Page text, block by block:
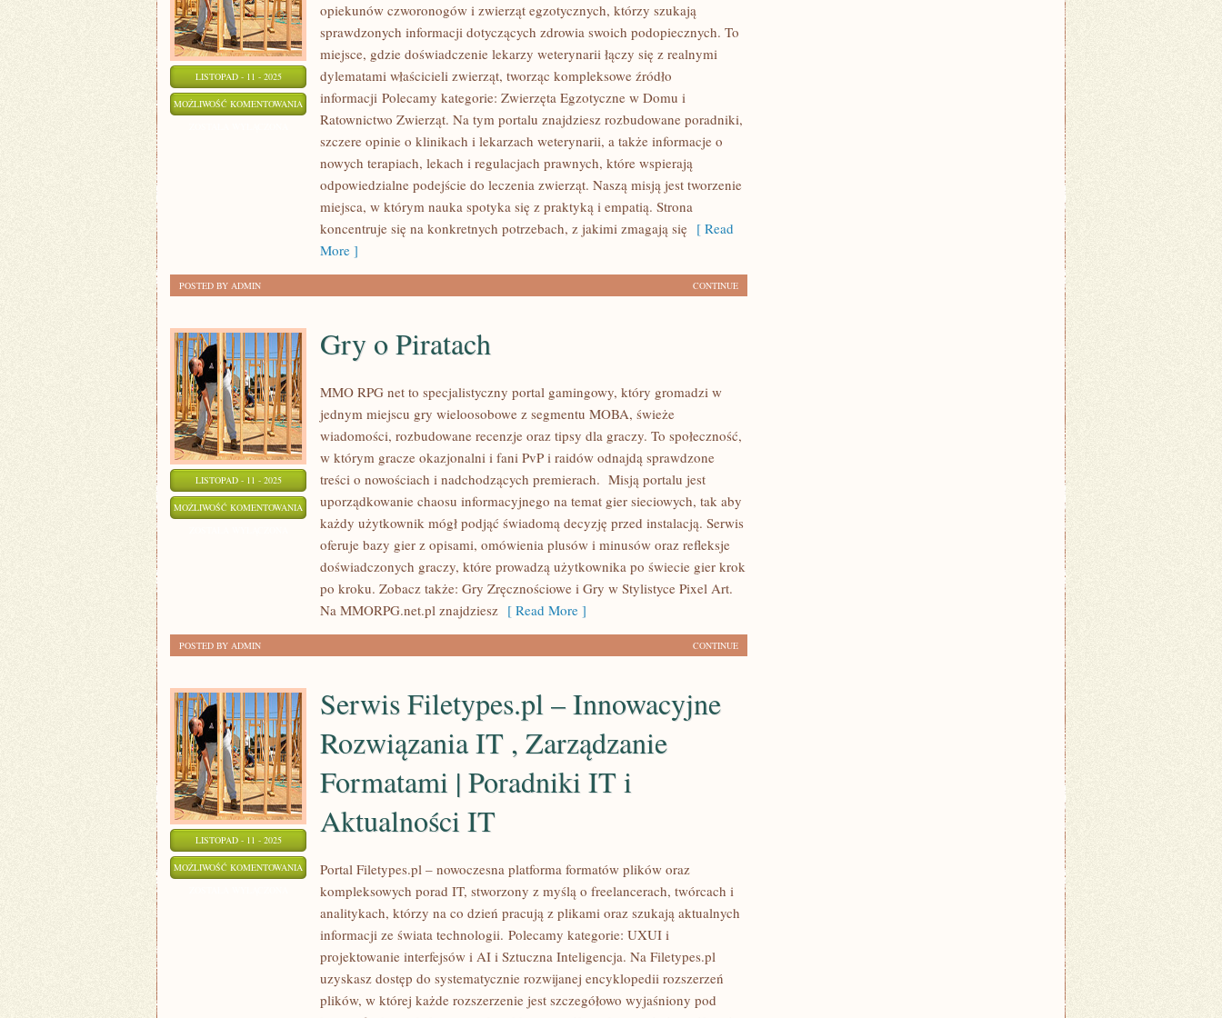
LISTOPAD - 11 - 2025
MOŻLIWOŚĆ KOMENTOWANIA WAKACJE
ZWIERZĘTAMI
opiekunów czworonogów i zwierząt egzotycznych, którzy szukają
sprawdzonych informacji dotyczących zdrowia swoich podopiecznych. To
miejsce, gdzie doświadczenie lekarzy weterynarii łączy się z realnymi
dylematami właścicieli zwierząt, tworząc kompleksowe źródło
informacji Polecamy kategorie: Zwierzęta Egzotyczne w Domu i
Ratownictwo Zwierząt. Na tym portalu znajdziesz rozbudowane poradniki,
szczere opinie o klinikach i lekarzach weterynarii, a także informacje o
nowych terapiach, lekach i regulacjach prawnych, które wspierają
odpowiedzialne podejście do leczenia zwierząt. Naszą misją jest tworzenie
miejsca, w którym nauka spotyka się z praktyką i empatią. Strona
koncentruje się na konkretnych potrzebach, z jakimi zmagają się [ Read
More ]
CONTINUE
POSTED BY ADMIN
LISTOPAD - 11 - 2025
MOŻLIWOŚĆ KOMENTOWANIA
PIRATACH
Gry o Piratach
MMO RPG net to specjalistyczny portal gamingowy, który gromadzi w
jednym miejscu gry wieloosobowe z segmentu MOBA, świeże
wiadomości, rozbudowane recenzje oraz tipsy dla graczy. To społeczność,
w którym gracze okazjonalni i fani PvP i raidów odnajdą sprawdzone
treści o nowościach i nadchodzących premierach. Misją portalu jest
uporządkowanie chaosu informacyjnego na temat gier sieciowych, tak aby
każdy użytkownik mógł podjąć świadomą decyzję przed instalacją. Serwis
oferuje bazy gier z opisami, omówienia plusów i minusów oraz refleksje
doświadczonych graczy, które prowadzą użytkownika po świecie gier krok
po kroku. Zobacz także: Gry Zręcznościowe i Gry w Stylistyce Pixel Art.
Na MMORPG.net.pl znajdziesz [ Read More ]
CONTINUE
POSTED BY ADMIN
LISTOPAD - 11 - 2025
MOŻLIWOŚĆ KOMENTOWANIA SERWIS
FILETYPES.PL
INNOWACYJNE
ROZWIĄZANIA
Serwis Filetypes.pl – Innowacyjne
Rozwiązania IT , Zarządzanie
Formatami | Poradniki IT i
Aktualności IT
Portal Filetypes.pl – nowoczesna platforma formatów plików oraz
kompleksowych porad IT, stworzony z myślą o freelancerach, twórcach i
analitykach, którzy na co dzień pracują z plikami oraz szukają aktualnych
informacji ze świata technologii. Polecamy kategorie: UXUI i
projektowanie interfejsów i AI i Sztuczna Inteligencja. Na Filetypes.pl
uzyskasz dostęp do systematycznie rozwijanej encyklopedii rozszerzeń
plików, w której każde rozszerzenie jest szczegółowo wyjaśniony pod